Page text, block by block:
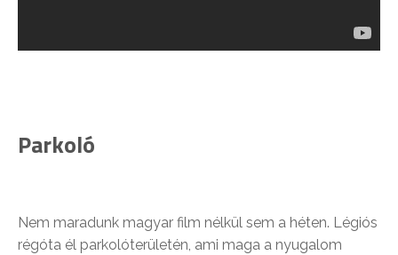
Parkoló
Nem maradunk magyar film nélkül sem a héten. Légiós
régóta él parkolóterületén, ami maga a nyugalom